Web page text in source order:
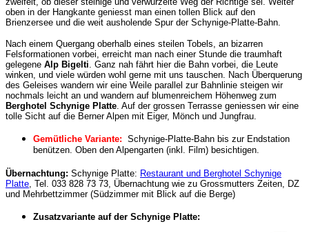
oben in der Hangkante geniesst man einen tollen Blick auf den
Brienzersee und die weit ausholende Spur der Schynige-Platte-Bahn.
Nach einem Quergang oberhalb eines steilen Tobels, an bizarren
Felsformationen vorbei, erreicht man nach einer Stunde die traumhaft
gelegene Alp Bigelti. Ganz nah fährt hier die Bahn vorbei, die Leute
winken, und viele würden wohl gerne mit uns tauschen. Nach Überquerung
des Geleises wandern wir eine Weile parallel zur Bahnlinie steigen wir
nochmals leicht an und wandern auf blumenreichem Höhenweg zum
Berghotel Schynige Platte. Auf der grossen Terrasse geniessen wir eine
tolle Sicht auf die Berner Alpen mit Eiger, Mönch und Jungfrau.
Gemütliche Variante: Schynige-Platte-Bahn bis zur Endstation
benützen. Oben den Alpengarten (inkl. Film) besichtigen.
Übernachtung: Schynige Platte: Restaurant und Berghotel Schynige
Platte, Tel. 033 828 73 73, Übernachtung wie zu Grossmutters Zeiten, DZ
und Mehrbettzimmer (Südzimmer mit Blick auf die Berge)
Zusatzvariante auf der Schynige Platte: